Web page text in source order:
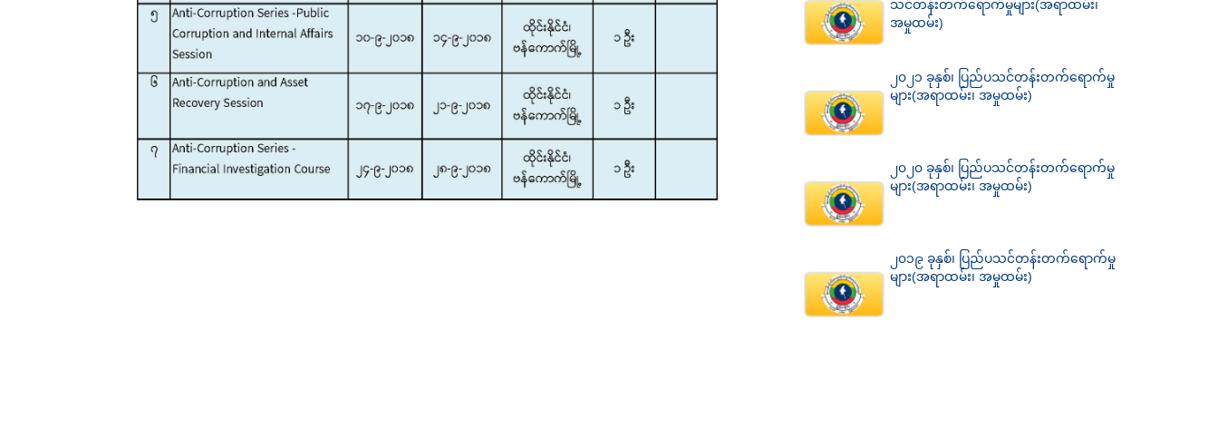
သင်တန်းတက်ရောက်မှုများ(အရာထမ်း၊
အမှုထမ်း)
၂၀၂၁ ခုနှစ်၊ ပြည်ပသင်တန်းတက်ရောက်မှု
များ(အရာထမ်း၊ အမှုထမ်း)
၂၀၂၀ ခုနှစ်၊ ပြည်ပသင်တန်းတက်ရောက်မှု
များ(အရာထမ်း၊ အမှုထမ်း)
၂၀၁၉ ခုနှစ်၊ ပြည်ပသင်တန်းတက်ရောက်မှု
များ(အရာထမ်း၊ အမှုထမ်း)